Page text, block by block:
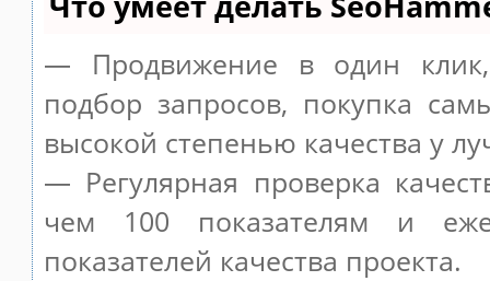
— Продвижение в один клик,
подбор запросов, покупка
высокой степенью качества у
— Регулярная проверка
чем 100 показателям и
показателей качества проекта.